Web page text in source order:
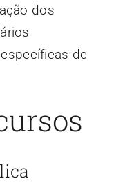
dos
de